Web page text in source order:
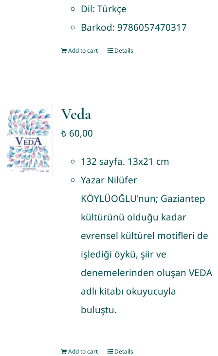
Dil: Türkçe
Barkod: 9786057470317
Add to cart Details
Veda
₺60,00
132 sayfa. 13x21 cm
Yazar Nilüfer
KÖYLÜOĞLU'nun; Gaziantep
kültürünü olduğu kadar
evrensel kültürel motifleri de
işlediği öykü, şiir ve
denemelerinden oluşan VEDA
adlı kitabı okuyucuyla
buluştu.
Add to cart Details